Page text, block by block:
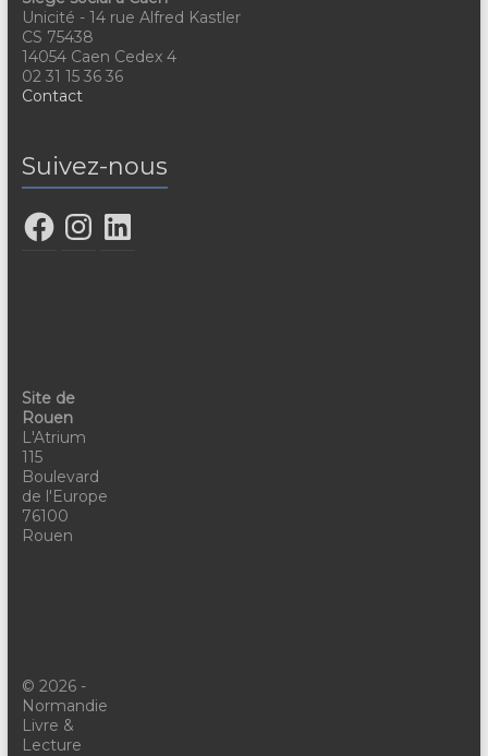
Unicité - 14 rue Alfred Kastler
CS 75438
14054 Caen Cedex 4
02 31 15 36 36
Contact
Suivez-nous
Site de
Rouen
L'Atrium
115
Boulevard
de l'Europe
76100
Rouen
© 2026 -
Normandie
Livre &
Lecture